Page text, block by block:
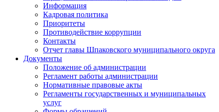
Информация
Кадровая политика
Приоритеты
Противодействие коррупции
Контакты
Отчет главы Шпаковского муниципального округа
Документы
Положение об администрации
Регламент работы администрации
Нормативные правовые акты
Регламенты государственных и муниципальных
услуг